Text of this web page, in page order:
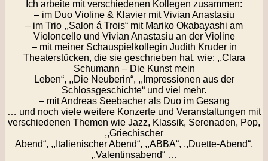
Ich arbeite mit verschiedenen Kollegen zusammen:
– im Duo Violine & Klavier mit Vivian Anastasiu
– im Trio ,,Salon á Trois“ mit Mariko Okabayashi am
Violoncello und Vivian Anastasiu an der Violine
– mit meiner Schauspielkollegin Judith Kruder in
Theaterstücken, die sie geschrieben hat, wie: ,,Clara
Schumann – Die Kunst mein
Leben“, ,,Die Neuberin“, ,,Impressionen aus der
Schlossgeschichte“ und viel mehr.
– mit Andreas Seebacher als Duo im Gesang
… und noch viele weitere Konzerte und Veranstaltungen mit
verschiedenen Themen wie Jazz, Klassik, Serenaden, Pop,
,,Griechischer
Abend“, ,,Italienischer Abend“, ,,ABBA“, ,,Duette-Abend“,
,,Valentinsabend“ …